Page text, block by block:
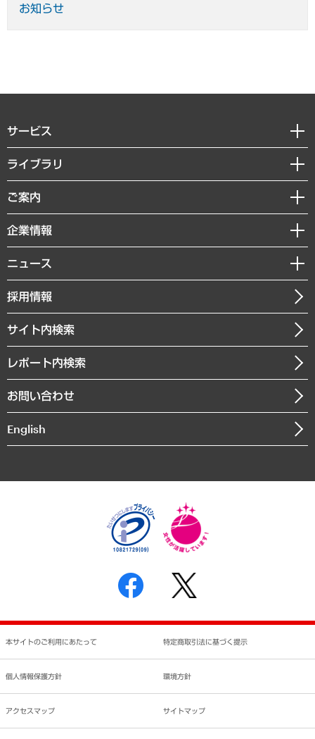
お知らせ
サービス
経営戦略
組織・人事戦略
デジタルイノベーション
共生・ダイバーシティ
GRC（ガバナンス・リスク・コンプライアンス）・防災（政策）
経済・産業・雇用・労働
まちづくり・観光・交通・スポーツ・スマートシティ
自然資源・農林水産業・食料システム
ライブラリ
経済調査
レポート
コラム
経営用語集
受託・受注実績（官公庁関連）
メディア掲載・出演
ご案内
セミナー・イベント情報
MUFGビジネスセミナー
受託案件情報
企業情報
私たちの想い
社長メッセージ
会社概要
沿革
組織図・本部部室紹介
インドネシア現地法人
個人情報保護方針
反社会的勢力に対する基本方針
書面による個人情報の開示等の請求の手続きについて
ニュース
ニュースリリース
お知らせ
採用情報
サイト内検索
レポート内検索
お問い合わせ
English
本サイトのご利用にあたって 特定商取引法に基づく提示
個人情報保護方針 環境方針
アクセスマップ サイトマップ